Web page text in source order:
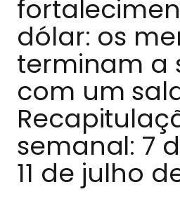
dólar: os
terminam a
com um
semanal: 7
11 de julho